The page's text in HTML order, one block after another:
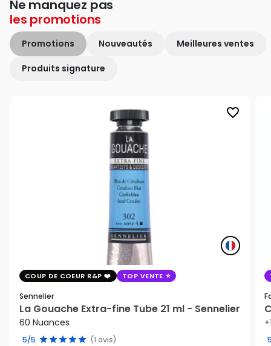
Ne manquez pas
les promotions
Promotions Nouveautés Meilleures ventes
Produits signature
favorite_border
COUP DE COEUR R&P TOP VENTE
Sennelier
La Gouache Extra-fine Tube 21 ml - Sennelier
60 Nuances
5/5 (1 avis)